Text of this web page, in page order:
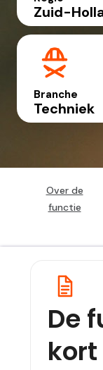
Zuid-
Branche
Techniek
Over de
functie
De
kort